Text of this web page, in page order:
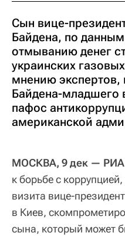
Сын вице-
Байдена, по
отмыванию денег
украинских
мнению экспертов,
Байдена-младшего
пафос
американской
МОСКВА, 9 дек — РИА
к борьбе с
визита вице-
в Киев,
сына, который может